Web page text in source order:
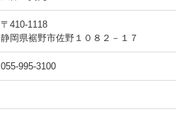
〒410-1118
静岡県裾野市佐野１０８２－１７
055-995-3100